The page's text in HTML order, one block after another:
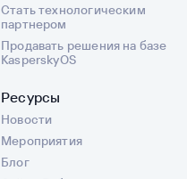
Стать технологическим
партнером
Продавать решения на базе
KasperskyOS
Ресурсы
Новости
Мероприятия
Блог